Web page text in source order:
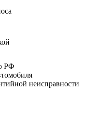
РФ
неисправности